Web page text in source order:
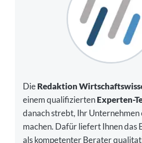
DieRedaktion
einem qualifiziertenExperten-
danach strebt, Ihr
machen. Dafür liefert Ihnen das
als kompetenter Berater